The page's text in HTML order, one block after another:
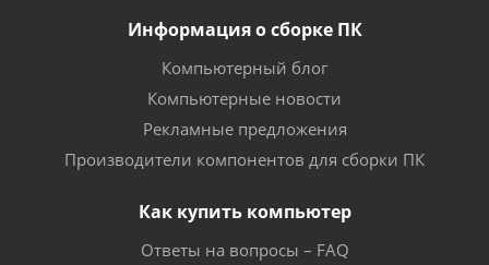
Информация о сборке ПК
Компьютерный блог
Компьютерные новости
Рекламные предложения
Производители компонентов для сборки ПК
Как купить компьютер
Ответы на вопросы – FAQ